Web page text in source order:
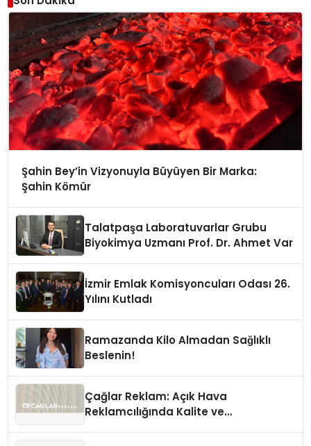
Şahin Bey’in Vizyonuyla Büyüyen Bir Marka:
Şahin Kömür
Talatpaşa Laboratuvarlar Grubu
Biyokimya Uzmanı Prof. Dr. Ahmet Var
İzmir Emlak Komisyoncuları Odası 26.
Yılını Kutladı
Ramazanda Kilo Almadan Sağlıklı
Beslenin!
Çağlar Reklam: Açık Hava
Reklamcılığında Kalite ve